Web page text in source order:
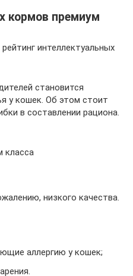
кормов премиум
интеллектуальных
становится
у кошек. Об этом стоит
в составлении рациона.
класса
низкого качества.
аллергию у кошек;